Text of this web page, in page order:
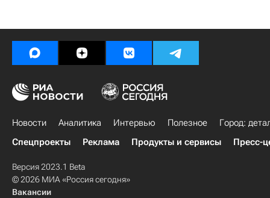
Новости Аналитика Интервью Полезное
Город:
Спецпроекты
Реклама Продукты и сервисы Пресс-
Версия 2023.1 Beta
© 2026 МИА «Россия сегодня»
Вакансии